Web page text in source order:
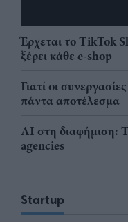
Έρχεται το TikTok
ξέρει κάθε e-shop
Γιατί οι
πάντα αποτέλεσμα
AI στη διαφήμιση:
agencies
Startup